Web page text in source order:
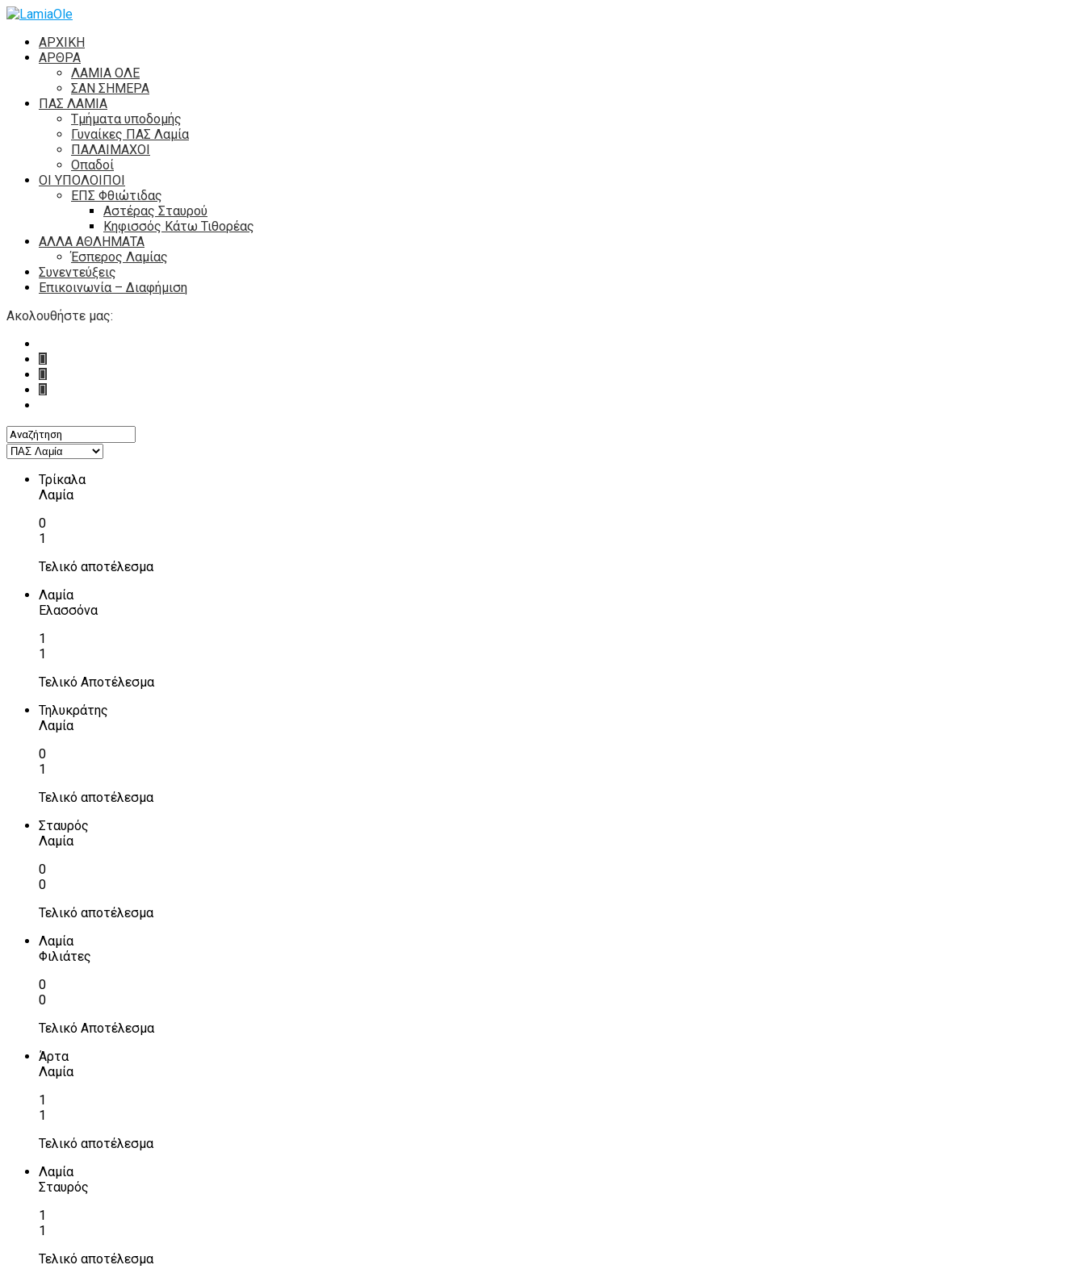
ΑΡΧΙΚΗ
ΑΡΘΡΑ
ΛΑΜΙΑ ΟΛΕ
ΣΑΝ ΣΗΜΕΡΑ
ΠΑΣ ΛΑΜΙΑ
Τμήματα υποδομής
Γυναίκες ΠΑΣ Λαμία
ΠΑΛΑΙΜΑΧΟΙ
Οπαδοί
ΟΙ ΥΠΟΛΟΙΠΟΙ
ΕΠΣ Φθιώτιδας
Αστέρας Σταυρού
Κηφισσός Κάτω Τιθορέας
ΑΛΛΑ ΑΘΛΗΜΑΤΑ
Έσπερος Λαμίας
Συνεντεύξεις
Επικοινωνία – Διαφήμιση
Ακολουθήστε μας:
Τρίκαλα
Λαμία
0
1
Τελικό αποτέλεσμα
Λαμία
Ελασσόνα
1
1
Τελικό Αποτέλεσμα
Τηλυκράτης
Λαμία
0
1
Τελικό αποτέλεσμα
Σταυρός
Λαμία
0
0
Τελικό αποτέλεσμα
Λαμία
Φιλιάτες
0
0
Τελικό Αποτέλεσμα
Άρτα
Λαμία
1
1
Τελικό αποτέλεσμα
Λαμία
Σταυρός
1
1
Τελικό αποτέλεσμα